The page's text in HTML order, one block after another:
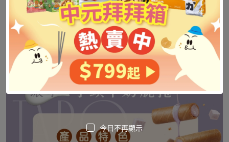
今日不再顯示